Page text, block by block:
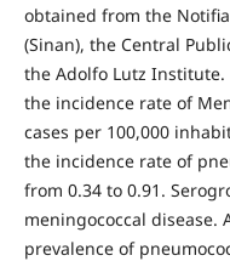
obtained from the
(Sinan), the Central
the Adolfo Lutz Institute.
the incidence rate of
cases per 100,000
the incidence rate of
from 0.34 to 0.91.
meningococcal disease.
prevalence of